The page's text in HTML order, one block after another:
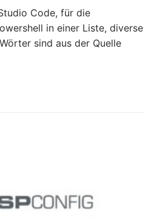
Code, für die
in einer Liste, diverse
sind aus der Quelle